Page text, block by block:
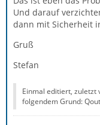
Und darauf
dann mit Sicherheit
Gruß
Stefan
Einmal editiert, zuletzt
folgendem Grund: